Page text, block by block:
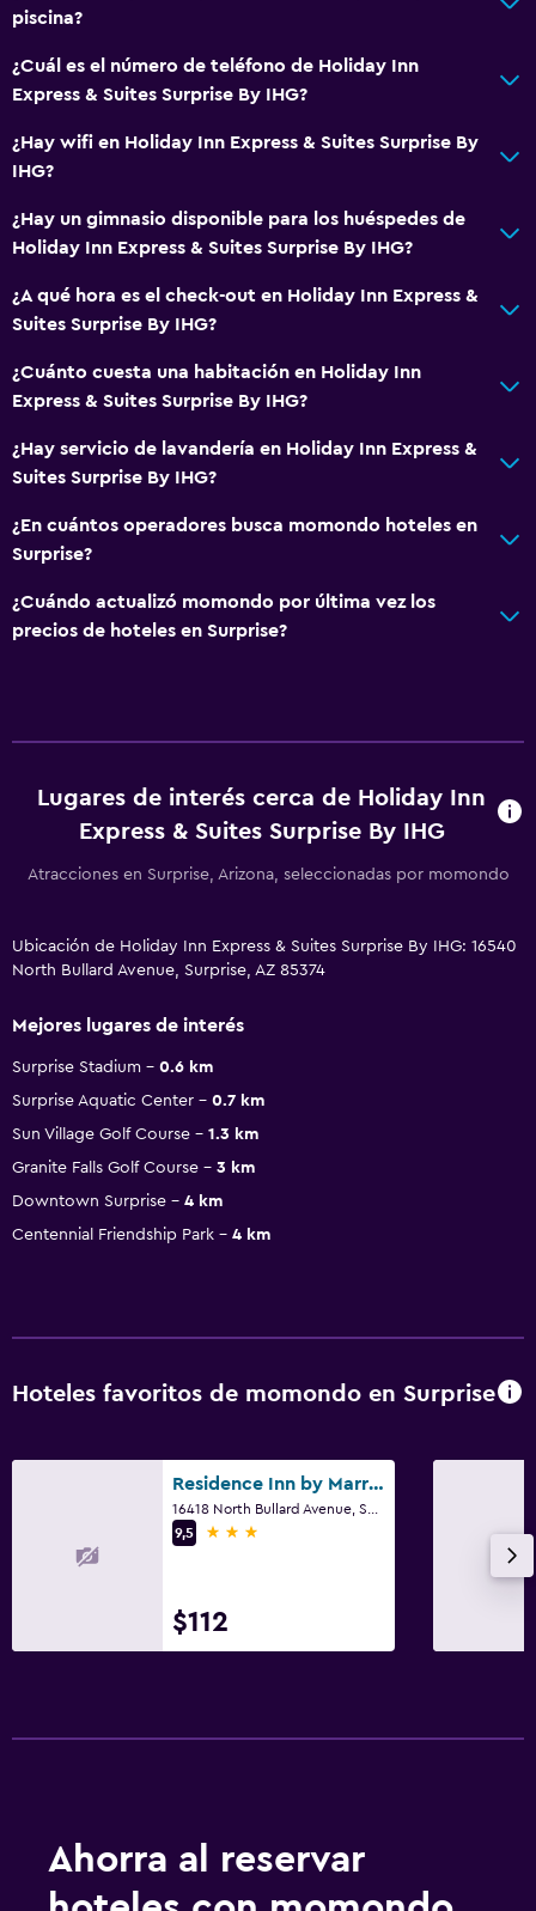
piscina?
¿Cuál es el número de teléfono de Holiday Inn
Express & Suites Surprise By IHG?
¿Hay wifi en Holiday Inn Express & Suites Surprise By
IHG?
¿Hay un gimnasio disponible para los huéspedes de
Holiday Inn Express & Suites Surprise By IHG?
¿A qué hora es el check-out en Holiday Inn Express &
Suites Surprise By IHG?
¿Cuánto cuesta una habitación en Holiday Inn
Express & Suites Surprise By IHG?
¿Hay servicio de lavandería en Holiday Inn Express &
Suites Surprise By IHG?
¿En cuántos operadores busca momondo hoteles en
Surprise?
¿Cuándo actualizó momondo por última vez los
precios de hoteles en Surprise?
Lugares de interés cerca de Holiday Inn
Express & Suites Surprise By IHG
Atracciones en Surprise, Arizona, seleccionadas por momondo
Ubicación de Holiday Inn Express & Suites Surprise By IHG: 16540
North Bullard Avenue, Surprise, AZ 85374
Mejores lugares de interés
Surprise Stadium
0.6 km
Surprise Aquatic Center
0.7 km
Sun Village Golf Course
1.3 km
Granite Falls Golf Course
3 km
Downtown Surprise
4 km
Centennial Friendship Park
4 km
Hoteles favoritos de momondo en Surprise
Residence Inn by Marriott Phoenix NW/Surprise
9,5
3 estrellas
$112
Ahorra al reservar